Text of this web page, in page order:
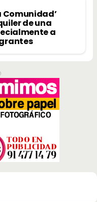
Comunidad’
de una
a